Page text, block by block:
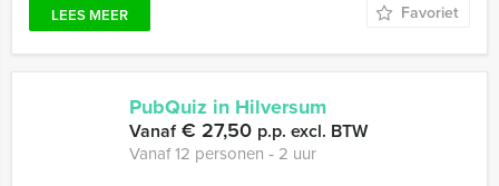
LEES MEER Favoriet
PubQuiz in Hilversum
Vanaf€ 27,50 p.p. excl. BTW
Vanaf 12 personen ‐ 2 uur